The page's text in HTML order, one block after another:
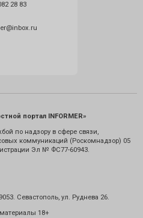
28 83
портал INFORMER»
по надзору в сфере связи,
коммуникаций (Роскомнадзор) 05
Эл № ФС77-60943.
Севастополь, ул. Руднева 26.
18+